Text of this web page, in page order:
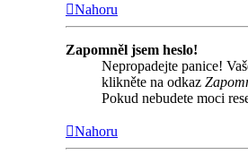
Nahoru
Zapomněl jsem heslo!
Nepropadejte panice!
klikněte na odkaz
Pokud nebudete moci
Nahoru